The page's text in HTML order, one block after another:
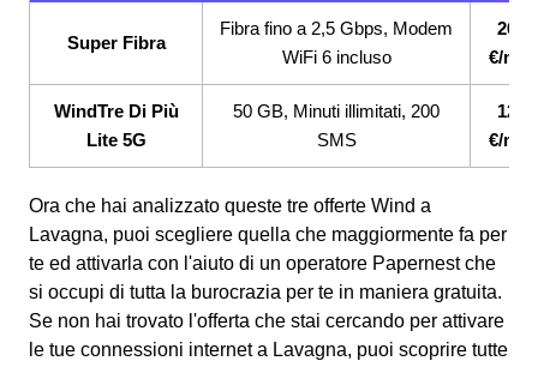
Super Fibra
Fibra fino a 2,5 Gbps, Modem
WiFi 6 incluso
€/
WindTre Di Più
Lite 5G
50 GB, Minuti illimitati, 200
SMS
€/
Ora che hai analizzato queste tre offerte Wind a
Lavagna, puoi scegliere quella che maggiormente fa per
te ed attivarla con l'aiuto di un operatore Papernest che
si occupi di tutta la burocrazia per te in maniera gratuita.
Se non hai trovato l'offerta che stai cercando per attivare
le tue connessioni internet a Lavagna, puoi scoprire tutte